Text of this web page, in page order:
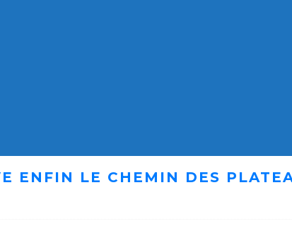
ENFIN LE CHEMIN DES